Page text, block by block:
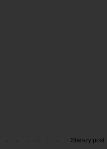
Starszy post